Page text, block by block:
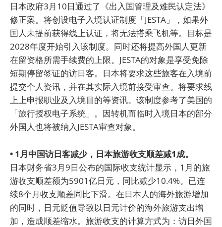
日本政府3月10日通过了《出入国管理及难民认定法》
修正案。将创设电子入境认证制度「JESTA」，如果外
国人未提前获得线上认证，将无法搭乘飞机等。目标是
2028年度开始引入该制度。同时还将提高外国人更新
在留资格所需手续费的上限。JESTA的对象是享受免除
短期停留签证的访日客。日本将要求这些旅客在入境前
提交个人资讯，并在其实际入境前接受审查。将要求线
上上申报职业及入境目的等资讯。该制度参考了美国的
「旅行授权电子系统」。因转机而临时入境日本的部分
外国人也将被纳入JESTA审查对象。
• 1月中国访日客减少，日本旅游收支顺差减1成。
日本财务省3月9日公布的国际收支统计显示，1月的旅
游收支顺差额为5901亿日元，同比减少10.4%。已连
续8个月收支顺差同比下滑。在日本人的海外旅游增加
的同时，日元贬值导致以日元计价的海外旅游支出增
加，造成顺差缩水。旅游收支的计算方式为：访日外国